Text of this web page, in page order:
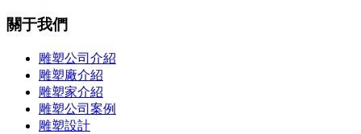
關于我們
雕塑公司介紹
雕塑廠介紹
雕塑家介紹
雕塑公司案例
雕塑設計